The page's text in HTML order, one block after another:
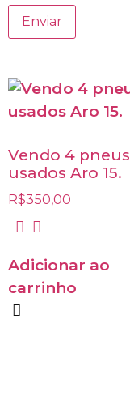
Vendo 4 pneus
usados Aro 15.
R$350,00
Adicionar ao
carrinho